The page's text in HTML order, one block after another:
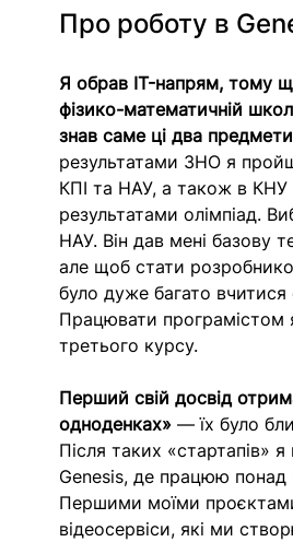
Про роботу в
Я обрав IT-напрям, тому
фізико-математичній
знав саме ці два
результатами ЗНО я
КПІ та НАУ, а також в КНУ
результатами олімпіад.
НАУ. Він дав мені базову
але щоб стати
було дуже багато вчитися
Працювати програмістом
третього курсу.
Перший свій досвід
одноденках» — їх було
Після таких «стартапів»
Genesis, де працюю понад
Першими моїми
відеосервіси, які ми